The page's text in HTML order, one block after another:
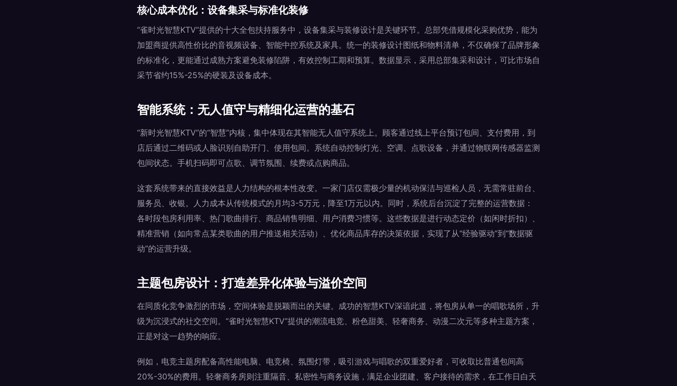
核心成本优化：设备集采与标准化装修
“雀时光智慧KTV”提供的十大全包扶持服务中，设备集采与装修设计是关键环节。总部凭借规模化采购优势，能为
加盟商提供高性价比的音视频设备、智能中控系统及家具。统一的装修设计图纸和物料清单，不仅确保了品牌形象
的标准化，更能通过成熟方案避免装修陷阱，有效控制工期和预算。数据显示，采用总部集采和设计，可比市场自
采节省约15%-25%的硬装及设备成本。
智能系统：无人值守与精细化运营的基石
“新时光智慧KTV”的“智慧”内核，集中体现在其智能无人值守系统上。顾客通过线上平台预订包间、支付费用，到
店后通过二维码或人脸识别自助开门、使用包间。系统自动控制灯光、空调、点歌设备，并通过物联网传感器监测
包间状态。手机扫码即可点歌、调节氛围、续费或点购商品。
这套系统带来的直接效益是人力结构的根本性改变。一家门店仅需极少量的机动保洁与巡检人员，无需常驻前台、
服务员、收银。人力成本从传统模式的月均3-5万元，降至1万元以内。同时，系统后台沉淀了完整的运营数据：
各时段包房利用率、热门歌曲排行、商品销售明细、用户消费习惯等。这些数据是进行动态定价（如闲时折扣）、
精准营销（如向常点某类歌曲的用户推送相关活动）、优化商品库存的决策依据，实现了从“经验驱动”到“数据驱
动”的运营升级。
主题包房设计：打造差异化体验与溢价空间
在同质化竞争激烈的市场，空间体验是脱颖而出的关键。成功的智慧KTV深谙此道，将包房从单一的唱歌场所，升
级为沉浸式的社交空间。“雀时光智慧KTV”提供的潮流电竞、粉色甜美、轻奢商务、动漫二次元等多种主题方案，
正是对这一趋势的响应。
例如，电竞主题房配备高性能电脑、电竞椅、氛围灯带，吸引游戏与唱歌的双重爱好者，可收取比普通包间高
20%-30%的费用。轻奢商务房则注重隔音、私密性与商务设施，满足企业团建、客户接待的需求，在工作日白天